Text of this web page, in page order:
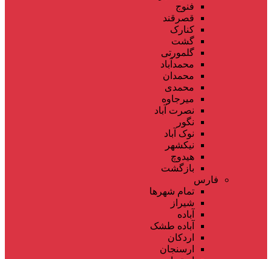
فنوج
قصرقند
کنارک
گشت
گلمورتی
محمدآباد
محمدان
محمدی
میرجاوه
نصرت آباد
نگور
نوک آباد
نیکشهر
هیدوچ
بازگشت
فارس
تمام شهر‌ها
شیراز
آباده
آباده طشک
اردکان
ارسنجان